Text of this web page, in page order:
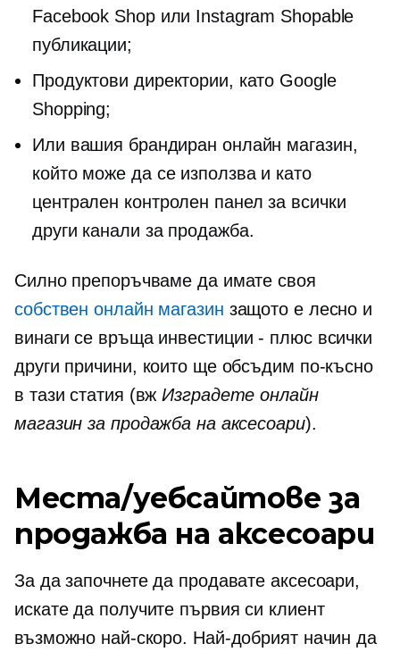
Facebook Shop или Instagram Shopable
публикации;
Продуктови директории, като Google
Shopping;
Или вашия брандиран онлайн магазин,
който може да се използва и като
централен контролен панел за всички
други канали за продажба.
Силно препоръчваме да имате своя
собствен онлайн магазин защото е лесно и
винаги се връща инвестиции - плюсвсички
други причини, които ще обсъдим по-късно
в тази статия (вжИзградете онлайн
магазин за продажба на аксесоари).
Места/уебсайтове за
продажба на аксесоари
За да започнете да продавате аксесоари,
искате да получите първия си клиент
възможно най-скоро. Най-добрият начин да